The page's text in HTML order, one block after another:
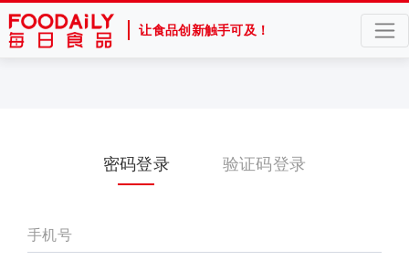
让食品创新触手可及！
密码登录 验证码登录
手机号